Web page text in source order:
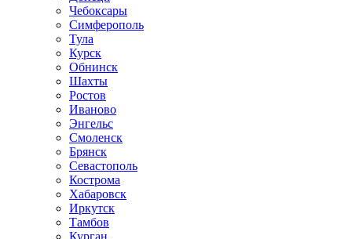
Чебоксары
Симферополь
Тула
Курск
Обнинск
Шахты
Ростов
Иваново
Энгельс
Смоленск
Брянск
Севастополь
Кострома
Хабаровск
Иркутск
Тамбов
Курган